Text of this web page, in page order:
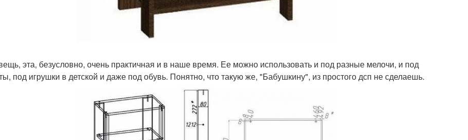
эта, безусловно, очень практичная и в наше время. Ее можно использовать и под разные мелочи, и под
под игрушки в детской и даже под обувь. Понятно, что такую же, "Бабушкину", из простого дсп не сделаешь.